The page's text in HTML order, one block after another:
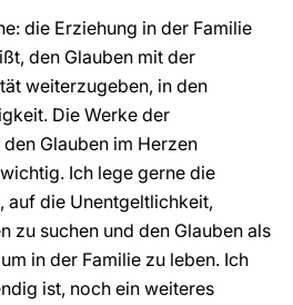
die Erziehung in der Familie
den Glauben mit der
weiterzugeben, in den
Die Werke der
Glauben im Herzen
Ich lege gerne die
auf die Unentgeltlichkeit,
zu suchen und den Glauben als
in der Familie zu leben. Ich
ist, noch ein weiteres